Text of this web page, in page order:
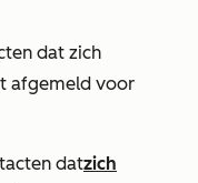
dat zich
afgemeld voor
datzich